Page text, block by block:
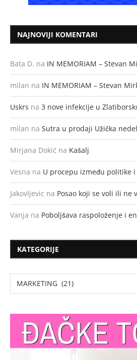
NAJNOVIJI KOMENTARI
Bata D. na IN MEMORIAM – Stevan
milan na IN MEMORIAM – Stevan
Uskrs na 3 nove infekcije u
milan na Sutra u prodaji Užička
Mirjana Dokić na Kašalj
Vesna na U procepu između politike
Jakovljevic na Posao koji se voli ili ne
Vanja na Poboljšava raspoloženje i
KATEGORIJE